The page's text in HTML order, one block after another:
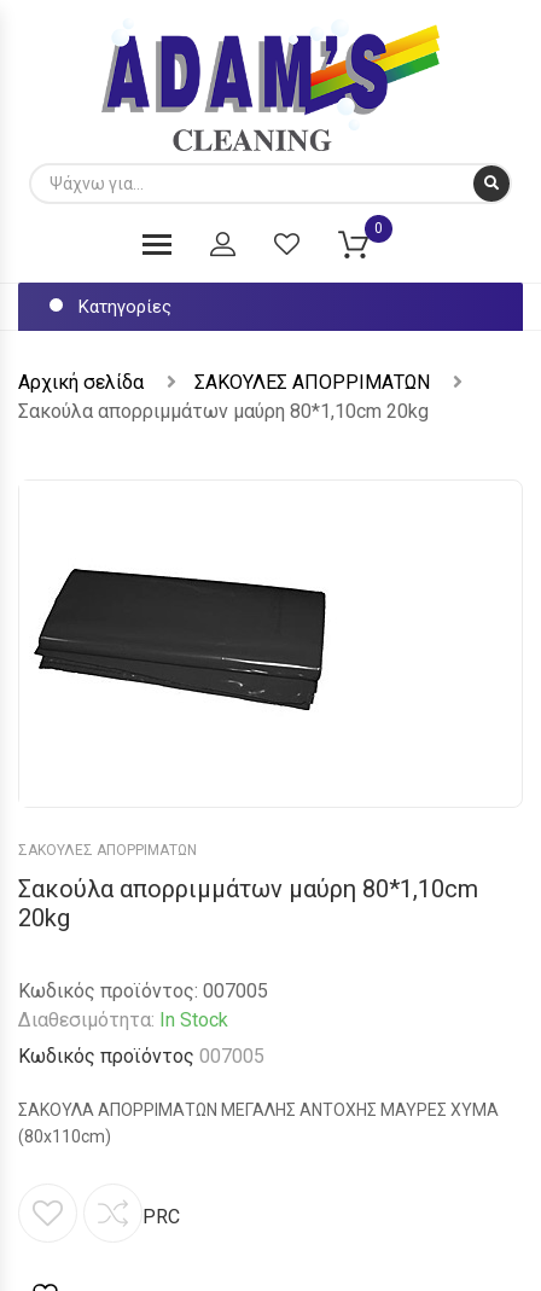
0
Κατηγορίες
Αρχική σελίδα
ΣΑΚΟΥΛΕΣ ΑΠΟΡΡΙΜΑΤΩΝ
Σακούλα απορριμμάτων μαύρη 80*1,10cm 20kg
ΣΑΚΟΥΛΕΣ ΑΠΟΡΡΙΜΑΤΩΝ
Σακούλα απορριμμάτων μαύρη 80*1,10cm
20kg
Κωδικός προϊόντος: 007005
Διαθεσιμότητα: In Stock
Κωδικός προϊόντος 007005
ΣΑΚΟΥΛΑ ΑΠΟΡΡΙΜΑΤΩΝ ΜΕΓΑΛΗΣ ΑΝΤΟΧΗΣ ΜΑΥΡΕΣ ΧΥΜΑ
(80x110cm)
PRC